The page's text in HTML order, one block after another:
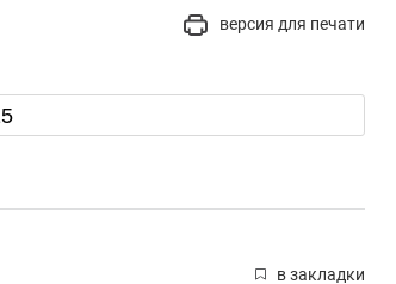
версия для печати
в закладки